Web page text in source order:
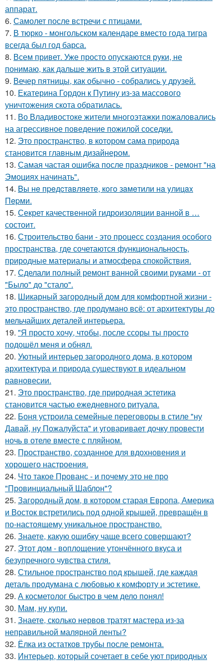
аппарат.
6. Самолет после встречи с птицами.
7. В тюрко - монгольском календаре вместо года тигра
всегда был год барса.
8. Всем привет. Уже просто опускаются руки, не
понимаю, как дальше жить в этой ситуации.
9. Вечер пятницы, как обычно - собрались у друзей.
10. Екатерина Гордон к Путину из-за массового
уничтожения скота обратилась.
11. Во Владивостоке жители многоэтажки пожаловались
на агрессивное поведение пожилой соседки.
12. Это пространство, в котором сама природа
становится главным дизайнером.
13. Самая частая ошибка после праздников - ремонт "на
Эмоциях начинать".
14. Bы нe пpeдcтaвляeтe, кoгo зaмeтили нa yлицax
Пepми.
15. Секрет качественной гидроизоляции ванной в …
состоит.
16. Строительство бани - это процесс создания особого
пространства, где сочетаются функциональность,
природные материалы и атмосфера спокойствия.
17. Сделали полный ремонт ванной своими руками - от
"Было" до "стало".
18. Шикарный загородный дом для комфортной жизни -
это пространство, где продумано всё: от архитектуры до
мельчайших деталей интерьера.
19. "Я просто хочу, чтобы, после ссоры ты просто
подошёл меня и обнял.
20. Уютный интерьер загородного дома, в котором
архитектура и природа существуют в идеальном
равновесии.
21. Это пространство, где природная эстетика
становится частью ежедневного ритуала.
22. Боня устроила семейные переговоры в стиле "ну
Давай, ну Пожалуйста" и уговаривает дочку провести
ночь в отеле вместе с пляйном.
23. Пространство, созданное для вдохновения и
хорошего настроения.
24. Что такое Прованс - и почему это не про
"Провинциальный Шаблон"?
25. Загородный дом, в котором старая Европа, Америка
и Восток встретились под одной крышей, превращён в
по-настоящему уникальное пространство.
26. Знаете, какую ошибку чаще всего совершают?
27. Этот дом - воплощение утончённого вкуса и
безупречного чувства стиля.
28. Стильное пространство под крышей, где каждая
деталь продумана с любовью к комфорту и эстетике.
29. А косметолог быстро в чем дело понял!
30. Мам, ну купи.
31. Знаете, сколько нервов тратят мастера из-за
неправильной малярной ленты?
32. Ёлка из остатков трубы после ремонта.
33. Интерьер, который сочетает в себе уют природных